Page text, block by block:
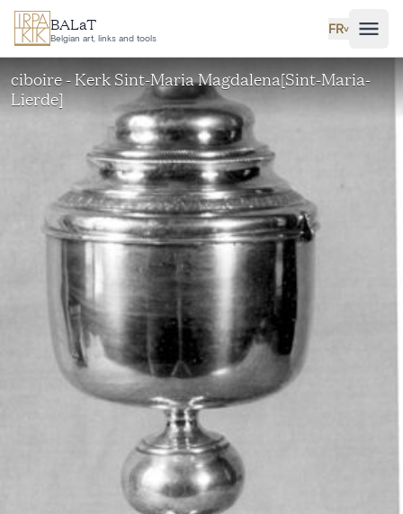
Aller au contenu principal
BALaT
Belgian art, links and tools
FR˅
ciboire - Kerk Sint-Maria Magdalena[Sint-Maria-
Lierde]